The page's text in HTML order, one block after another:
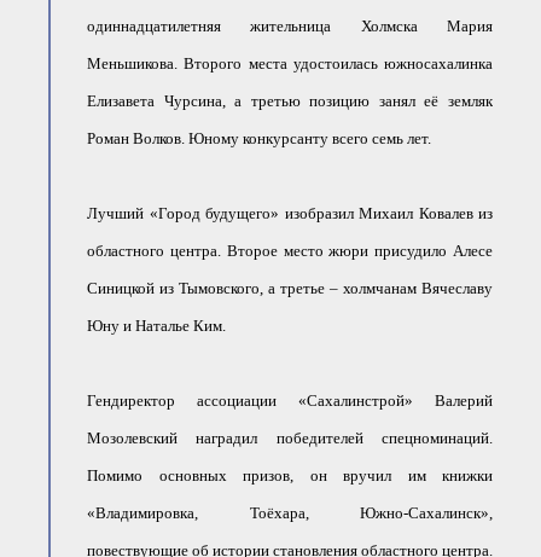
одиннадцатилетняя жительница Холмска Мария
Меньшикова. Второго места удостоилась южносахалинка
Елизавета Чурсина, а третью позицию занял её земляк
Роман Волков. Юному конкурсанту всего семь лет.
Лучший «Город будущего» изобразил Михаил Ковалев из
областного центра. Второе место жюри присудило Алесе
Синицкой из Тымовского, а третье – холмчанам Вячеславу
Юну и Наталье Ким.
Гендиректор ассоциации «Сахалинстрой» Валерий
Мозолевский наградил победителей спецноминаций.
Помимо основных призов, он вручил им книжки
«Владимировка, Тоёхара, Южно-Сахалинск»,
повествующие об истории становления областного центра.